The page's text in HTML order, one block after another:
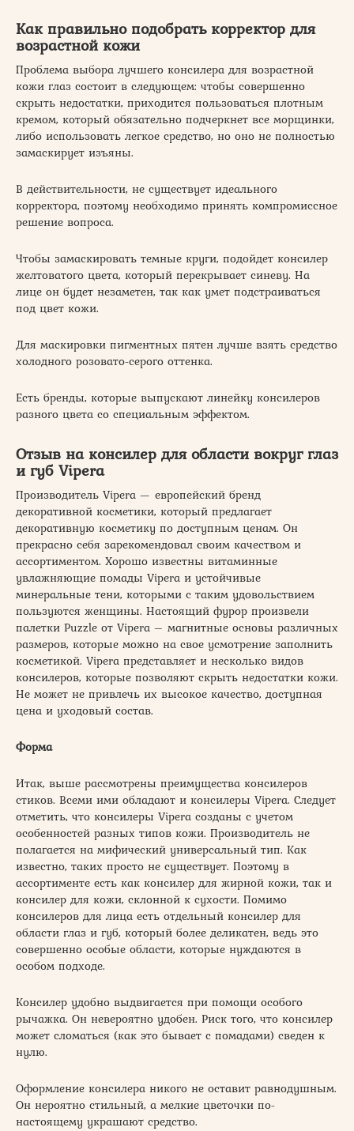
Как правильно подобрать корректор для
возрастной кожи
Проблема выбора лучшего консилера для возрастной
кожи глаз состоит в следующем: чтобы совершенно
скрыть недостатки, приходится пользоваться плотным
кремом, который обязательно подчеркнет все морщинки,
либо использовать легкое средство, но оно не полностью
замаскирует изъяны.
В действительности, не существует идеального
корректора, поэтому необходимо принять компромиссное
решение вопроса.
Чтобы замаскировать темные круги, подойдет консилер
желтоватого цвета, который перекрывает синеву. На
лице он будет незаметен, так как умет подстраиваться
под цвет кожи.
Для маскировки пигментных пятен лучше взять средство
холодного розовато-серого оттенка.
Есть бренды, которые выпускают линейку консилеров
разного цвета со специальным эффектом.
Отзыв на консилер для области вокруг глаз
и губ Vipera
Производитель Vipera — европейский бренд
декоративной косметики, который предлагает
декоративную косметику по доступным ценам. Он
прекрасно себя зарекомендовал своим качеством и
ассортиментом. Хорошо известны витаминные
увлажняющие помады Vipera и устойчивые
минеральные тени, которыми с таким удовольствием
пользуются женщины. Настоящий фурор произвели
палетки Puzzle от Vipera – магнитные основы различных
размеров, которые можно на свое усмотрение заполнить
косметикой. Vipera представляет и несколько видов
консилеров, которые позволяют скрыть недостатки кожи.
Не может не привлечь их высокое качество, доступная
цена и уходовый состав.
Форма
Итак, выше рассмотрены преимущества консилеров
стиков. Всеми ими обладают и консилеры Vipera. Следует
отметить, что консилеры Vipera созданы с учетом
особенностей разных типов кожи. Производитель не
полагается на мифический универсальный тип. Как
известно, таких просто не существует. Поэтому в
ассортименте есть как консилер для жирной кожи, так и
консилер для кожи, склонной к сухости. Помимо
консилеров для лица есть отдельный консилер для
области глаз и губ, который более деликатен, ведь это
совершенно особые области, которые нуждаются в
особом подходе.
Консилер удобно выдвигается при помощи особого
рычажка. Он невероятно удобен. Риск того, что консилер
может сломаться (как это бывает с помадами) сведен к
нулю.
Оформление консилера никого не оставит равнодушным.
Он нероятно стильный, а мелкие цветочки по-
настоящему украшают средство.